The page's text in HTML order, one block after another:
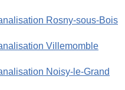
Rosny-sous-Bois
Villemomble
Noisy-le-Grand